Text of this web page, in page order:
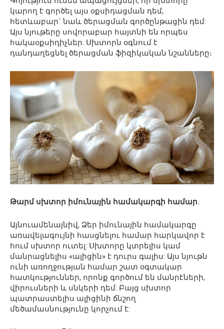
կարող է գործել այս օքսիդացման դեմ,
հետևաբար` նաև ծերացման գործընթացին դեմ:
Այս նյութերը սովորաբար հայտնի են որպես
հակաօքսիդիչներ: Սխտորն օգնում է
դանդաղեցնել ծերացման ֆիզիկական նշանները։
Թարմ սխտոր իմունային համակարգի համար.
Այնուամենայնիվ, Ձեր իմունային համակարգը
առավելագույնի հասցնելու համար հարկավոր է
հում սխտոր ուտել: Սխտորը կտրելիս կամ
մանրացնելիս «ալիցին» է դուրս գալիս: Այս նյութն
ունի առողջության համար շատ օգտակար
հատկություններ, որոնք գործում են մանրէների,
վիրուսների և սնկերի դեմ: Բայց սխտոր
պատրաստելիս ալիցինի ճնշող
մեծամասնությունը կորչում է: